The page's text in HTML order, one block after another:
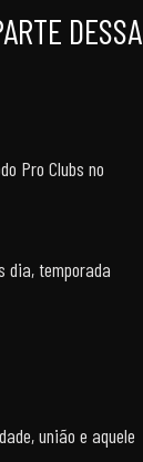
DESSA
Pro Clubs no
dia, temporada
união e aquele